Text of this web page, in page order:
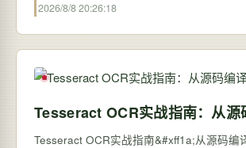
2026/8/8 20:26:18
Tesseract OCR实战指南：从
Tesseract OCR实战指南&#xff1a;从源码